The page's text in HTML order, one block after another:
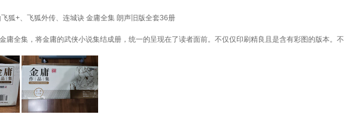
狐+、飞狐外传、连城诀 金庸全集 朗声旧版全套36册
全集，将金庸的武侠小说集结成册，统一的呈现在了读者面前。不仅仅印刷精良且是含有彩图的版本。不